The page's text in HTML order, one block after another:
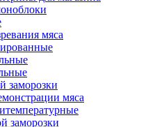
мяса
заморозки
мяса
заморозки